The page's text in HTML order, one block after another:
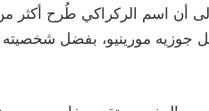
إلى أن اسم الركراكي طُرح
جوزيه مورينيو، بفضل